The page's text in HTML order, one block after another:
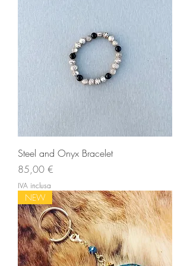
Steel and Onyx Bracelet
Prezzo
85,00 €
IVA inclusa
NEW